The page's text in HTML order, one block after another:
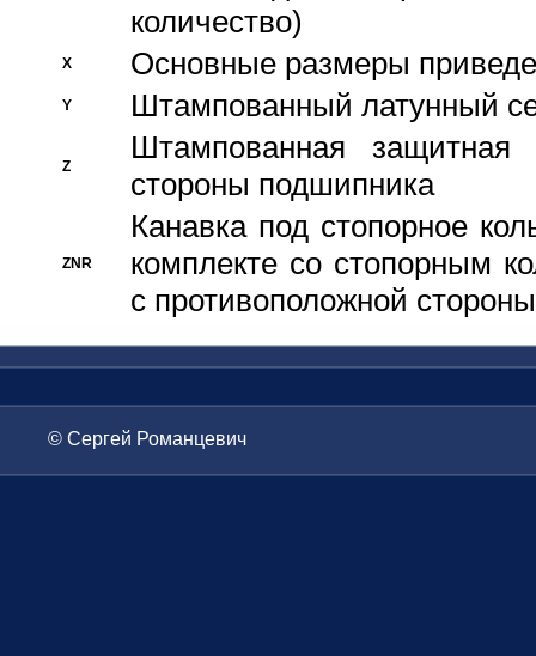
количество)
X Основные размеры
Y Штампованный латунный
Z
Штампованная
стороны подшипника
ZNR
Канавка под стопорное
комплекте со стопорным
с противоположной стороны
© Сергей Романцевич